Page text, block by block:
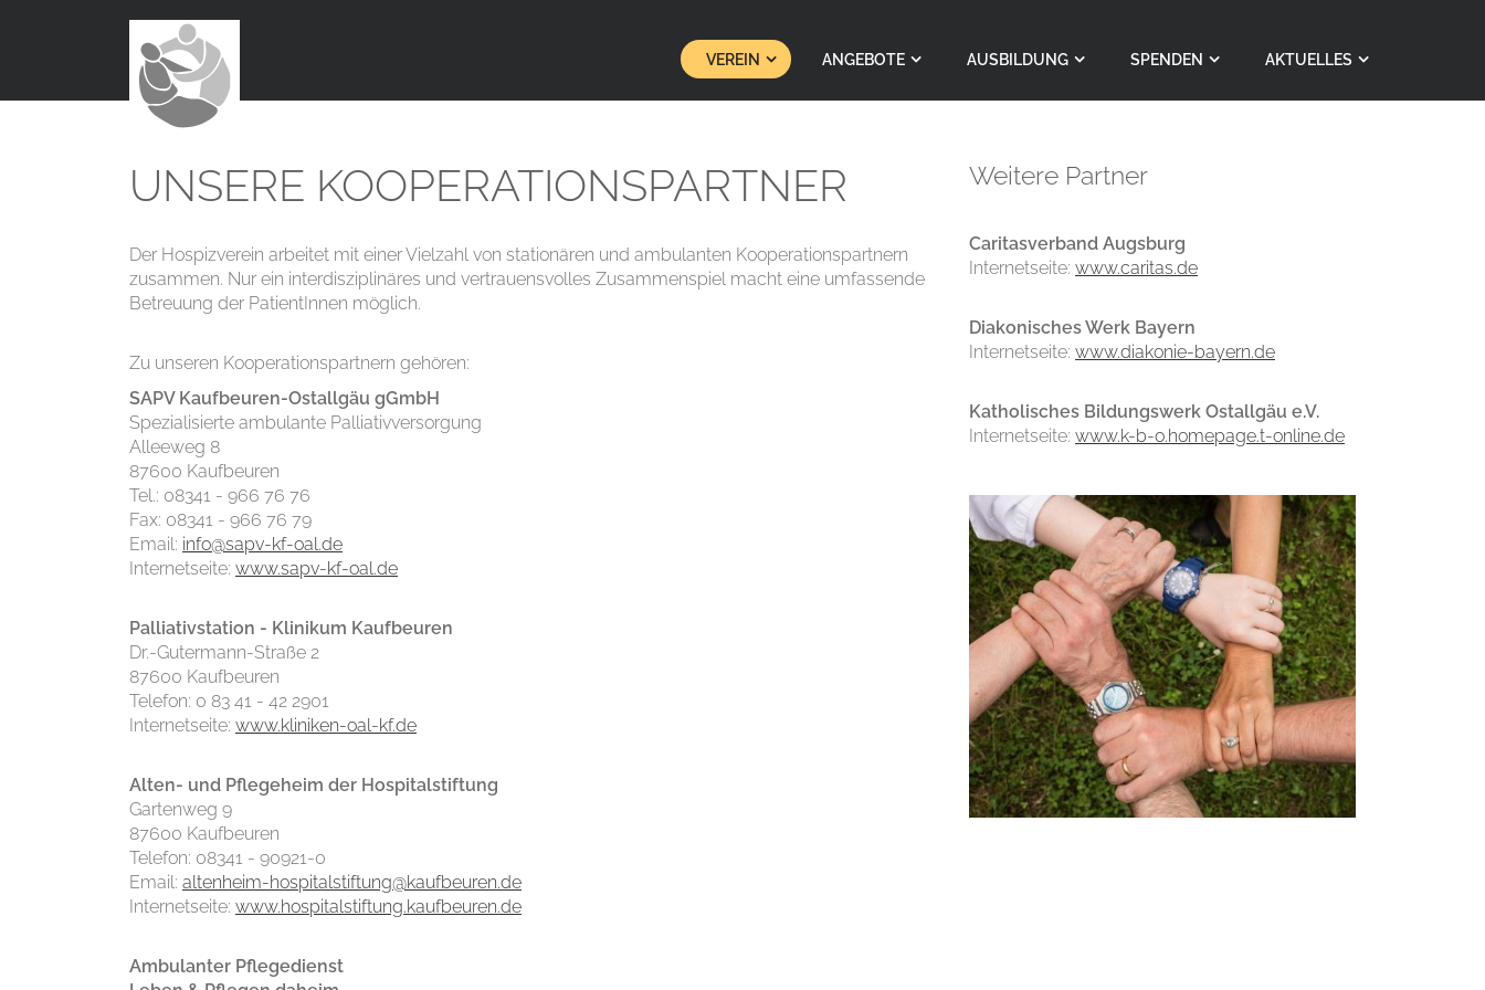
VEREIN ANGEBOTE AUSBILDUNG SPENDEN AKTUELLES
UNSERE KOOPERATIONS­PARTNER
Der Hospizverein arbeitet mit einer Vielzahl von stationären und ambulanten Kooperationspartnern
zusammen. Nur ein interdisziplinäres und vertrauensvolles Zusammenspiel macht eine umfassende
Betreuung der PatientInnen möglich.
Zu unseren Kooperationspartnern gehören:
SAPV Kaufbeuren-Ostallgäu gGmbH
Spezialisierte ambulante Palliativversorgung
Alleeweg 8
87600 Kaufbeuren
Tel.: 08341 - 966 76 76
Fax: 08341 - 966 76 79
Email: info@sapv-kf-oal.de
Internetseite: www.sapv-kf-oal.de
Palliativstation - Klinikum Kaufbeuren
Dr.-Gutermann-Straße 2
87600 Kaufbeuren
Telefon: 0 83 41 - 42 2901
Internetseite: www.kliniken-oal-kf.de
Alten- und Pflegeheim der Hospitalstiftung
Gartenweg 9
87600 Kaufbeuren
Telefon: 08341 - 90921-0
Email: altenheim-hospitalstiftung@kaufbeuren.de
Internetseite: www.hospitalstiftung.kaufbeuren.de
Ambulanter Pflegedienst
Weitere Partner
Caritasverband Augsburg
Internetseite: www.caritas.de
Diakonisches Werk Bayern
Internetseite: www.diakonie-bayern.de
Katholisches Bildungswerk Ostallgäu e.V.
Internetseite: www.k-b-o.homepage.t-online.de